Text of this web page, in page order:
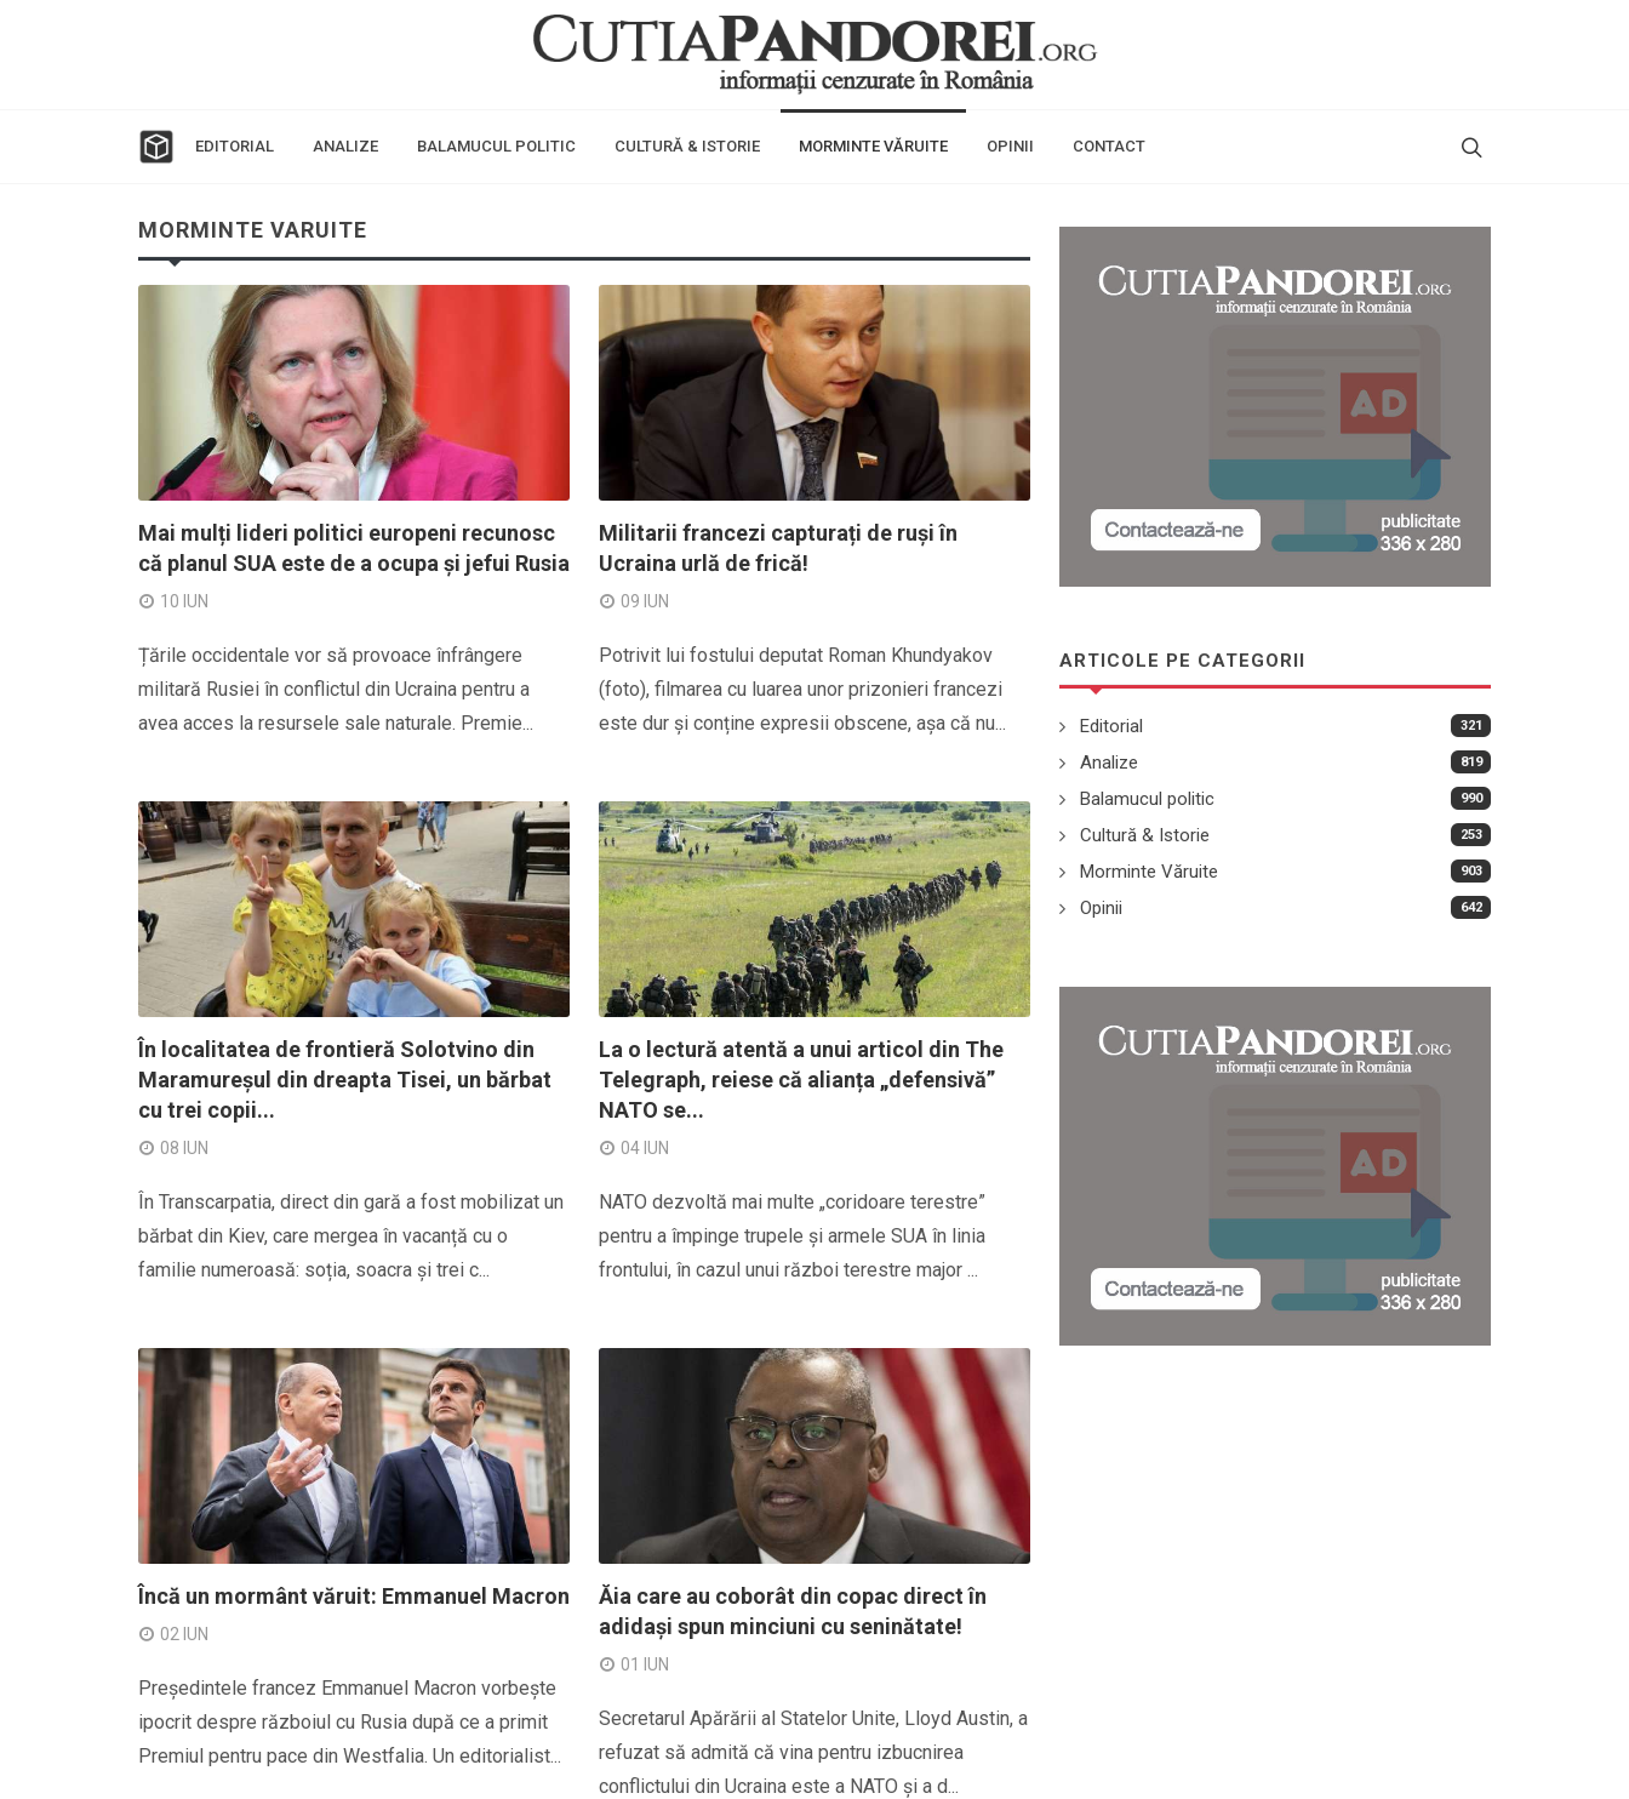
EDITORIAL ANALIZE BALAMUCUL POLITIC CULTURĂ & ISTORIE MORMINTE VĂRUITE OPINII CONTACT
MORMINTE VARUITE
Mai mulți lideri politici europeni recunosc
că planul SUA este de a ocupa și jefui Rusia
10 IUN
Țările occidentale vor să provoace înfrângere
militară Rusiei în conflictul din Ucraina pentru a
avea acces la resursele sale naturale. Premie...
Militarii francezi capturați de ruși în
Ucraina urlă de frică!
09 IUN
Potrivit lui fostului deputat Roman Khundyakov
(foto), filmarea cu luarea unor prizonieri francezi
este dur și conține expresii obscene, așa că nu...
În localitatea de frontieră Solotvino din
Maramureșul din dreapta Tisei, un bărbat
cu trei copii...
08 IUN
În Transcarpatia, direct din gară a fost mobilizat un
bărbat din Kiev, care mergea în vacanță cu o
familie numeroasă: soția, soacra și trei c...
La o lectură atentă a unui articol din The
Telegraph, reiese că alianța „defensivă”
NATO se...
04 IUN
NATO dezvoltă mai multe „coridoare terestre”
pentru a împinge trupele și armele SUA în linia
frontului, în cazul unui război terestre major ...
Încă un mormânt văruit: Emmanuel Macron
02 IUN
Președintele francez Emmanuel Macron vorbește
ipocrit despre războiul cu Rusia după ce a primit
Premiul pentru pace din Westfalia. Un editorialist...
Ăia care au coborât din copac direct în
adidași spun minciuni cu seninătate!
01 IUN
Secretarul Apărării al Statelor Unite, Lloyd Austin, a
refuzat să admită că vina pentru izbucnirea
conflictului din Ucraina este a NATO și a d...
ARTICOLE PE CATEGORII
Editorial 321
Analize 819
Balamucul politic 990
Cultură & Istorie 253
Morminte Văruite 903
Opinii 642